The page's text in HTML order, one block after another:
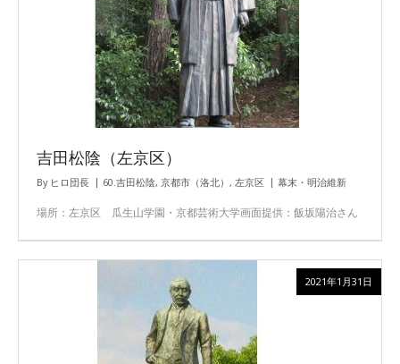
吉田松陰（左京区）
By ヒロ団長 60.吉田松陰, 京都市（洛北） , 左京区 幕末・明治維新
場所：左京区 瓜生山学園・京都芸術大学画面提供：飯坂陽治さん
2021年1月31日